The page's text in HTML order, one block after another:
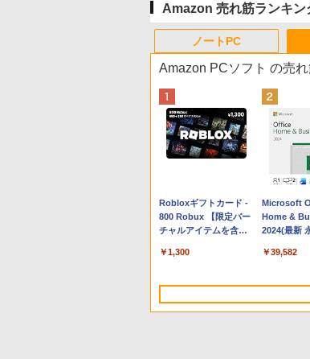
Amazon 売れ筋ランキン
ノートPC
Apple 2026 MacBook
Neo A18 Proチップ搭
載13インチノートブッ
Intelligence、Liquid
8GBメモリ、512GB
HDカメラ、Touch ID -
￥162,598
tomtoc
16インチ パ
ス Dell
Lenovo対応
￥2,952
Amazon PCソフト の売
Robloxギフトカード -
800 Robux 【限定バー
チャルアイテムを含
ムコード】 ロブロック
版
￥1,300
Microsoft
Home &
2024(最新
版
￥39,582